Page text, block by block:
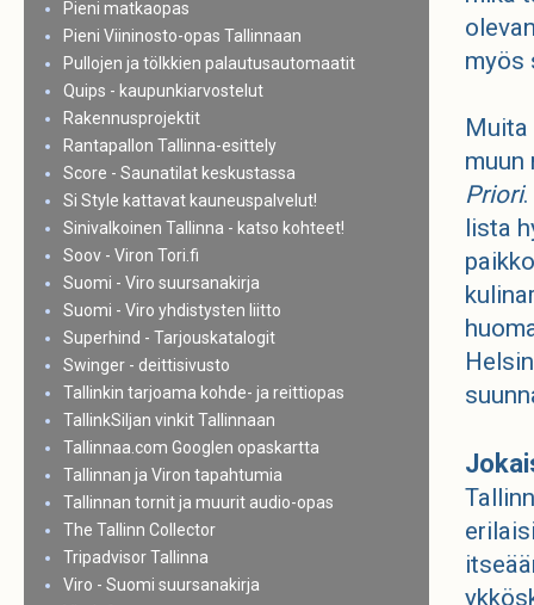
myös
Muita
Priori
lista
Pieni matkaopas
Pieni Viininosto-opas Tallinnaan
Pullojen ja tölkkien palautusautomaatit
Quips - kaupunkiarvostelut
Rakennusprojektit
Rantapallon Tallinna-esittely
Score - Saunatilat keskustassa
Si Style kattavat kauneuspalvelut!
Sinivalkoinen Tallinna - katso kohteet!
Soov - Viron Tori.fi
Suomi - Viro suursanakirja
Suomi - Viro yhdistysten liitto
Superhind - Tarjouskatalogit
Swinger - deittisivusto
Tallinkin tarjoama kohde- ja reittiopas
TallinkSiljan vinkit Tallinnaan
Tallinnaa.com Googlen opaskartta
Tallinnan ja Viron tapahtumia
Tallinnan tornit ja muurit audio-opas
The Tallinn Collector
Tripadvisor Tallinna
Viro - Suomi suursanakirja